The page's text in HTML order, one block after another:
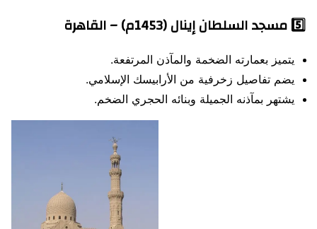
5️⃣مسجد السلطان إينال (1453م) – القاهرة
يتميز بعمارته الضخمة والمآذن المرتفعة.
يضم تفاصيل زخرفية من الأرابيسك الإسلامي.
يشتهر بمآذنه الجميلة وبنائه الحجري الضخم.